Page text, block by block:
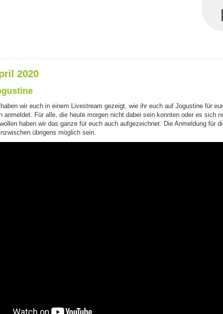
2020
wir euch in einem Livestream gezeigt, wie ihr euch auf Jogustine für
anmeldet. Für alle, die heute morgen nicht dabei sein konnten oder es sich
haben wir das ganze für euch auch aufgezeichnet. Die Anmeldung für
übrigens möglich sein.